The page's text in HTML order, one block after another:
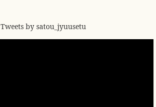
Tweets by satou_jyuusetu